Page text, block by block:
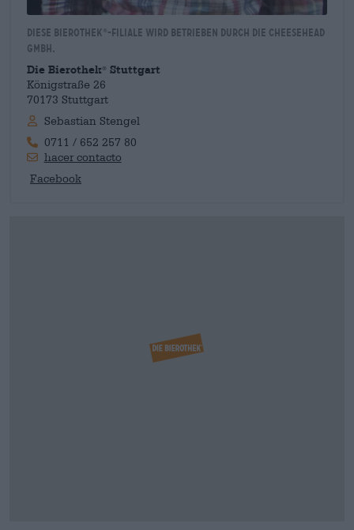
Diese Bierothek ® -Filiale wird betrieben durch die Cheesehead
GmbH.
Die Bierothek ®
Stuttgart
Königstraße 26
70173 Stuttgart
Sebastian Stengel
0711 / 652 257 80
hacer contacto
Facebook